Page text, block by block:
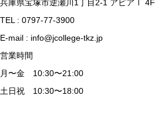
兵庫県宝塚市逆瀬川1丁目2-1 アピアⅠ 4F
TEL : 0797-77-3900
E-mail : info@jcollege-tkz.jp
営業時間
月〜金 10:30〜21:00
土日祝 10:30〜18:00